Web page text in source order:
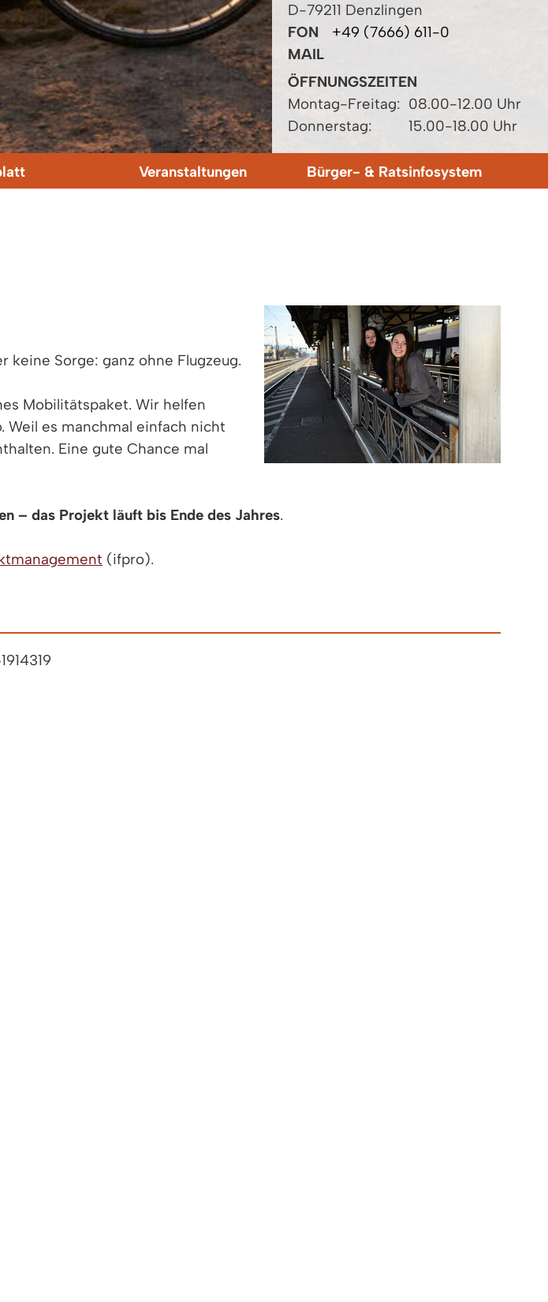
D-79211 Denzlingen
FON
+49 (7666) 611-0
MAIL
ÖFFNUNGSZEITEN
Montag-Freitag: 08.00-12.00 Uhr
Donnerstag:
15.00-18.00 Uhr
Veranstaltungen Bürger- & Ratsinfosystem
keine Sorge: ganz ohne Flugzeug.
Mobilitätspaket. Wir helfen
Weil es manchmal einfach nicht
Eine gute Chance mal
– das Projekt läuft bis Ende des Jahres.
(ifpro).